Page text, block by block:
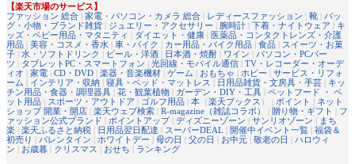
【楽天市場のサービス】
ファッション 総合 | 家電・パソコン・カメラ 総合 | レディースファッション | 靴 | バッ
グ・小物・ブランド雑貨 | ジュエリー・アクセサリー | 腕時計 | 下着・ナイトウェア | キ
ッズ・ベビー用品・マタニティ | ダイエット・健康 | 医薬品・コンタクトレンズ・介護
用品 | 美容・コスメ・香水 | 車・バイク | カー用品・バイク用品 | 食品 | スイーツ・お菓
子 | 水・ソフトドリンク | ビール・洋酒 | 日本酒・焼酎 | ワイン | パソコン・PCパー
ツ | タブレットPC・スマートフォン | 光回線・モバイル通信 | TV・レコーダー・オーデ
ィオ | 家電 | CD・DVD | 楽器・音楽機材 | ゲーム | おもちゃ | ホビー | サービス・リフォ
ーム | インテリア・収納 | 寝具・ベッド・マットレス | 日用品雑貨・文房具・手芸 | キッ
チン用品・食器・調理器具 | 花・観葉植物 | ガーデン・DIY・工具 | ペットフード ・ ペ
ット用品 | スポーツ・アウトドア | ゴルフ用品 | 本 （楽天ブックス ） | ポイント | ネット
ショップ 開業・開店 | 楽天ウェブ検索 | R-magazine（雑誌コラボ） | 贈り物・ギフト | フ
ァッション公式ブランド | ポイントアップ| ディズニーゾーン | サンリオゾーン | まち
楽 | 楽天ふるさと納税 | 日用品翌日配達 | スーパーDEAL | 開催中イベント一覧 | 福袋＆
初売り | バレンタイン | ホワイトデー | 母の日 | 父の日 | お中元 | 敬老の日 | ハロウィ
ン | お歳暮 | クリスマス | おせち | ランキング